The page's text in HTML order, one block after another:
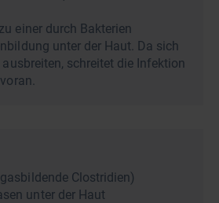
einer durch Bakterien
unter der Haut. Da sich
ausbreiten, schreitet die Infektion
Clostridien)
unter der Haut